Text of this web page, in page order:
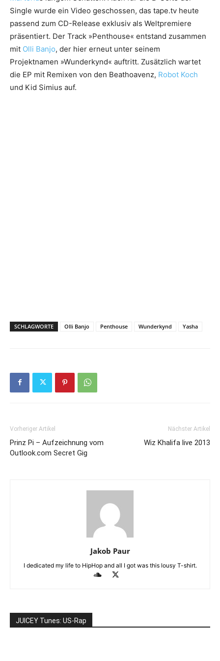
Single wurde ein Video geschossen, das tape.tv heute
passend zum CD-Release exklusiv als Weltpremiere
präsentiert. Der Track »Penthouse« entstand zusammen
mit Olli Banjo, der hier erneut unter seinem
Projektnamen »Wunderkynd« auftritt. Zusätzlich wartet
die EP mit Remixen von den Beathoavenz, Robot Koch
und Kid Simius auf.
SCHLAGWORTE Olli Banjo Penthouse Wunderkynd Yasha
Vorheriger Artikel
Prinz Pi – Aufzeichnung vom
Outlook.com Secret Gig
Nächster Artikel
Wiz Khalifa live 2013
Jakob Paur
I dedicated my life to HipHop and all I got was this lousy T-shirt.
JUICEY Tunes: US-Rap